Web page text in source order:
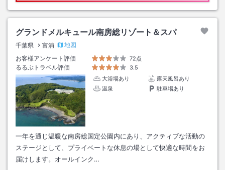
グランドメルキュール南房総リゾート＆スパ
千葉県 富浦
地図
お客様アンケート評価
72点
るるぶトラベル評価
3.5
大浴場あり
露天風呂あり
温泉
駐車場あり
一年を通じ温暖な南房総国定公園内にあり、アクティブな活動の
ステージとして、プライベートな休息の場として快適な時間をお
届けします。オールインク…